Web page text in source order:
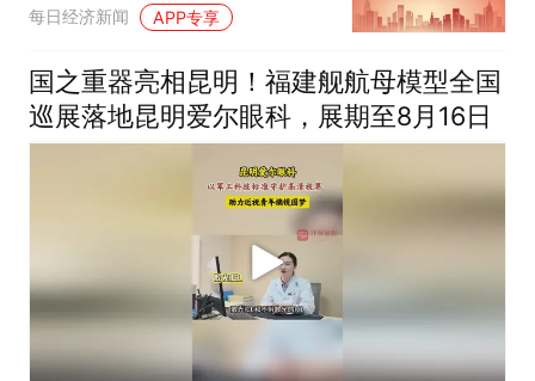
每日经济新闻 APP专享
国之重器亮相昆明！福建舰航母模型全国
巡展落地昆明爱尔眼科，展期至8月16日